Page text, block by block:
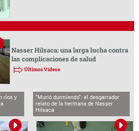
Nasser Hilsaca: una larga lucha contra
las complicaciones de salud
Últimos Videos
ríos y
“Murió durmiendo”: el desgarrador
relato de la hermana de Nasser
Hilsaca